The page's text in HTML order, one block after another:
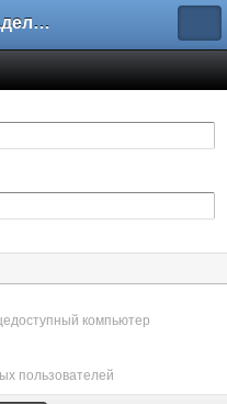
Форум владельцев интернет-магазинов
компьютер
пользователей